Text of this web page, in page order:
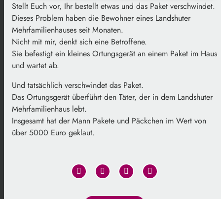
Stellt Euch vor, Ihr bestellt etwas und das Paket verschwindet.
Dieses Problem haben die Bewohner eines Landshuter
Mehrfamilienhauses seit Monaten.
Nicht mit mir, denkt sich eine Betroffene.
Sie befestigt ein kleines Ortungsgerät an einem Paket im Haus
und wartet ab.
Und tatsächlich verschwindet das Paket.
Das Ortungsgerät überführt den Täter, der in dem Landshuter
Mehrfamilienhaus lebt.
Insgesamt hat der Mann Pakete und Päckchen im Wert von
über 5000 Euro geklaut.